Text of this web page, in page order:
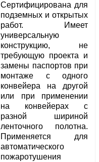
Сертифицирована для
подземных и открытых
работ. Имеет
универсальную
конструкцию, не
требующую проекта и
замены паспортов при
монтаже с одного
конвейера на другой
или при применении
на конвейерах с
разной шириной
ленточного полотна.
Применяется для
автоматического
пожаротушения